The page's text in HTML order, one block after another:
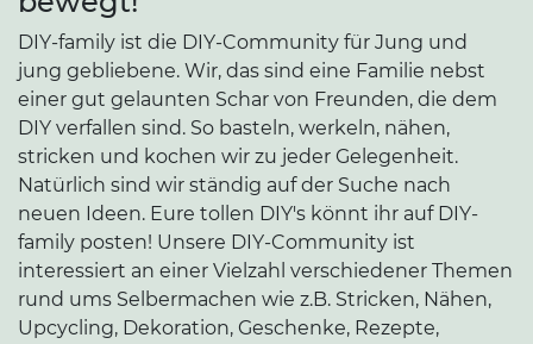
DIY-family ist die DIY-Community für Jung und
jung gebliebene. Wir, das sind eine Familie nebst
einer gut gelaunten Schar von Freunden, die dem
DIY verfallen sind. So basteln, werkeln, nähen,
stricken und kochen wir zu jeder Gelegenheit.
Natürlich sind wir ständig auf der Suche nach
neuen Ideen. Eure tollen DIY's könnt ihr auf DIY-
family posten! Unsere DIY-Community ist
interessiert an einer Vielzahl verschiedener Themen
rund ums Selbermachen wie z.B. Stricken, Nähen,
Upcycling, Dekoration, Geschenke, Rezepte,